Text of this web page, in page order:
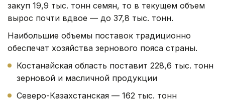
закуп 19,9 тыс. тонн семян, то в текущем объем
вырос почти вдвое — до 37,8 тыс. тонн.
Наибольшие объемы поставок традиционно
обеспечат хозяйства зернового пояса страны.
Костанайская область поставит 228,6 тыс. тонн
зерновой и масличной продукции
Северо-Казахстанская — 162 тыс. тонн